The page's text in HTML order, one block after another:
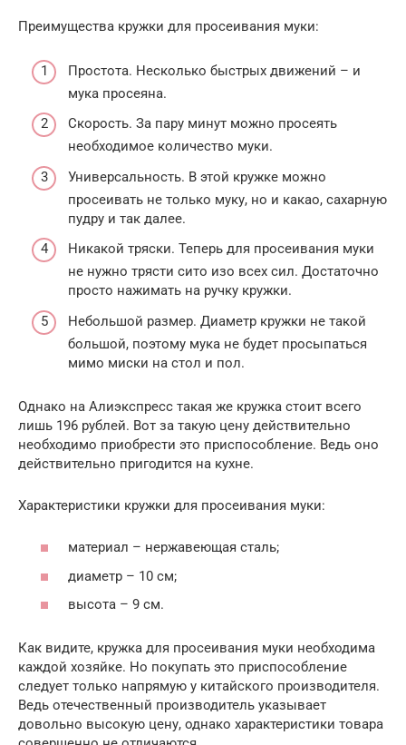
Преимущества кружки для просеивания муки:
Простота. Несколько быстрых движений – и
мука просеяна.
Скорость. За пару минут можно просеять
необходимое количество муки.
Универсальность. В этой кружке можно
просеивать не только муку, но и какао, сахарную
пудру и так далее.
Никакой тряски. Теперь для просеивания муки
не нужно трясти сито изо всех сил. Достаточно
просто нажимать на ручку кружки.
Небольшой размер. Диаметр кружки не такой
большой, поэтому мука не будет просыпаться
мимо миски на стол и пол.
Однако на Алиэкспресс такая же кружка стоит всего
лишь 196 рублей. Вот за такую цену действительно
необходимо приобрести это приспособление. Ведь оно
действительно пригодится на кухне.
Характеристики кружки для просеивания муки:
материал – нержавеющая сталь;
диаметр – 10 см;
высота – 9 см.
Как видите, кружка для просеивания муки необходима
каждой хозяйке. Но покупать это приспособление
следует только напрямую у китайского производителя.
Ведь отечественный производитель указывает
довольно высокую цену, однако характеристики товара